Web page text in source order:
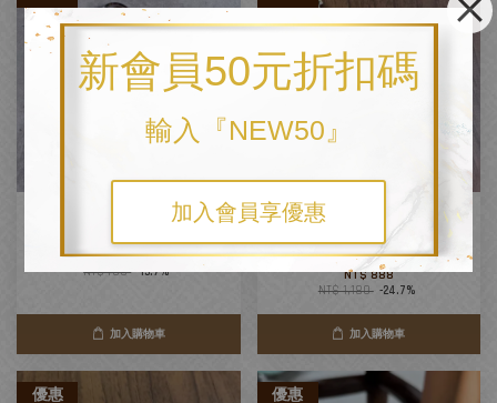
新會員50元折扣碼
輸入『NEW50』
加入會員享優惠
【立體台灣】護身符香火袋 - 多
從NT$ 590起
NT$ 700 -15.7%
加入購物車
【立體台灣造型聖筊】菱形7x6 -
製
NT$ 888
NT$ 1,180 -24.7%
加入購物車
優惠 優惠